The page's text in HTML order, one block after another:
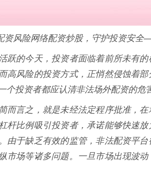
资风险网络配资炒股，守护投资安
跃的今天，投资者面临着前所未有
高风险的投资方式，正悄然侵蚀着
个投资者都应认清非法场外配资的危
而言之，就是未经法定程序批准，在
杆比例吸引投资者，承诺能够快速
由于缺乏有效的监管，非法配资平
市场等诸多问题。一旦市场出现波